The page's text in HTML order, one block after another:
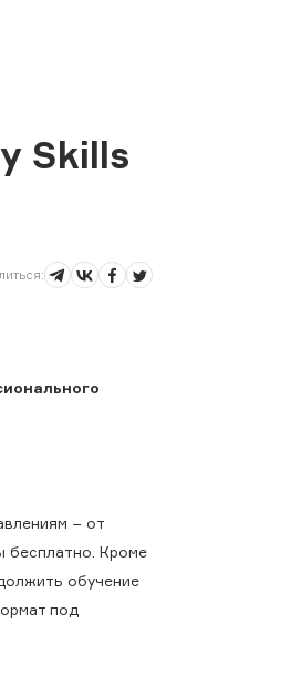
Skills
:
− от
бесплатно. Кроме
обучение
под